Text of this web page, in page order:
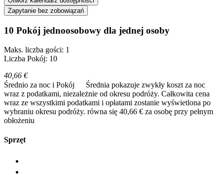
Zapytanie bez zobowiązań
10 Pokój jednoosobowy dla jednej osoby
Maks. liczba gości: 1
Liczba Pokój: 10
40,66 €
Średnio za noc i Pokój
Średnia pokazuje zwykły koszt za noc
wraz z podatkami, niezależnie od okresu podróży. Całkowita cena
wraz ze wszystkimi podatkami i opłatami zostanie wyświetlona po
wybraniu okresu podróży. równa się 40,66 € za osobę przy pełnym
obłożeniu
Sprzęt